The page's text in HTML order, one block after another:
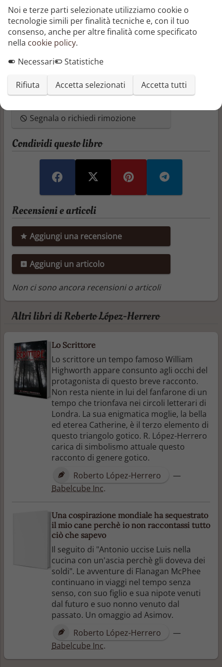
scoperto una cospirazione internazionale.
Psicopatici con molte personalità, presentatori tv
dipendenti da terapie alternative, hackers belle e
sexy e moltissimi personaggi variopinti formano
l'universo dell'autore di questa storia, Roberto
López-Herrero, colui che, per dimostrare il suo sano
passione emulando la stessa Agatha Christie. O che
so io.
Segnala o richiedi rimozione
Condividi questo libro
Recensioni e articoli
Aggiungi una recensione
Aggiungi un articolo
Non ci sono ancora recensioni o articoli
Altri libri di Roberto López-Herrero
Lo Scrittore
Lo scrittore un tempo famoso William
Highworth appare consunto agli occhi del
protagonista di questo breve racconto.
Non resta niente in lui del fanfarone di un
tempo che trionfava nei circoli letterari di
Londra. La sua enigmatica moglie, la bella
ed eterea Catherine, è il terzo elemento di
questo triangolo gotico. R. López-Herrero
carica di simbolismo attuale questo
racconto di genere gotico.
Roberto López-Herrero
—
Babelcube Inc.
Una cospirazione mondiale ha sequestrato
il mio cane perchè io non raccontassi tutto
ciò che sapevo
Il seguito di "Antonio uccise Luis nella
cucina con un'ascia perchè gli doveva dei
soldi". Le avventure di Flanagan McPhee
continuano in viaggi nel tempo senza
senso, con suo figlio e sua nipote venuti
dal futuro e suo nonno venuto dal
passato. Un omaggio ad Asimov.
Roberto López-Herrero
—
Babelcube Inc.
Noi e terze parti selezionate utilizziamo cookie o
tecnologie simili per finalità tecniche e, con il tuo
consenso, anche per altre finalità come specificato
nella cookie policy.
Necessari
Statistiche
Rifiuta Accetta selezionati Accetta tutti